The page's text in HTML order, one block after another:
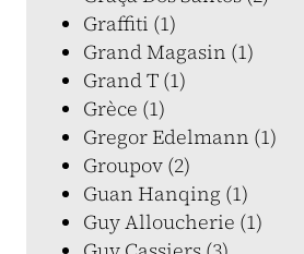
Graffiti (1)
Grand Magasin (1)
Grand T (1)
Grèce (1)
Gregor Edelmann (1)
Groupov (2)
Guan Hanqing (1)
Guy Alloucherie (1)